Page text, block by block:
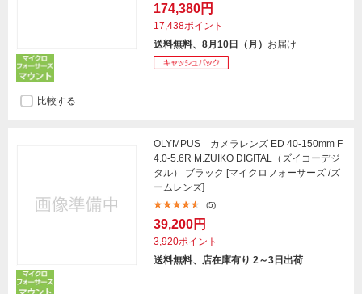
174,380円
17,438ポイント
送料無料、8月10日（月） お届け
比較する
OLYMPUS カメラレンズ ED 40-150mm F
4.0-5.6R M.ZUIKO DIGITAL（ズイコーデジ
タル） ブラック [マイクロフォーサーズ /ズ
ームレンズ]
(5)
39,200円
3,920ポイント
送料無料、店在庫有り 2～3日出荷